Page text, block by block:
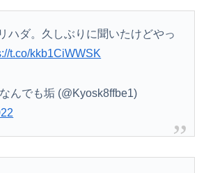
ハダ。久しぶりに聞いたけどやっ
t.co/kkb1CiWWSK
んでも垢 (@Kyosk8ffbe1)